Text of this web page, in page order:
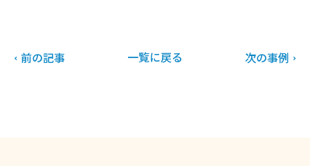
前の記事 一覧に戻る 次の事例